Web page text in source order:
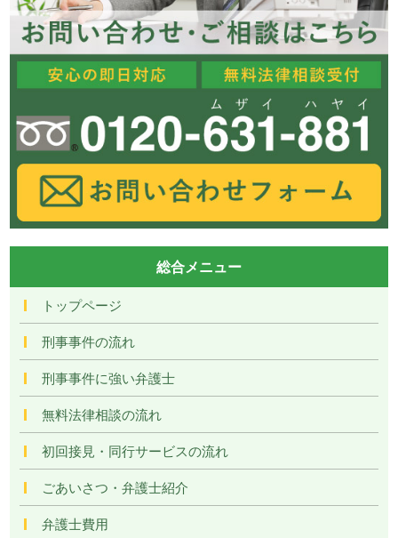
総合メニュー
トップページ
刑事事件の流れ
刑事事件に強い弁護士
無料法律相談の流れ
初回接見・同行サービスの流れ
ごあいさつ・弁護士紹介
弁護士費用